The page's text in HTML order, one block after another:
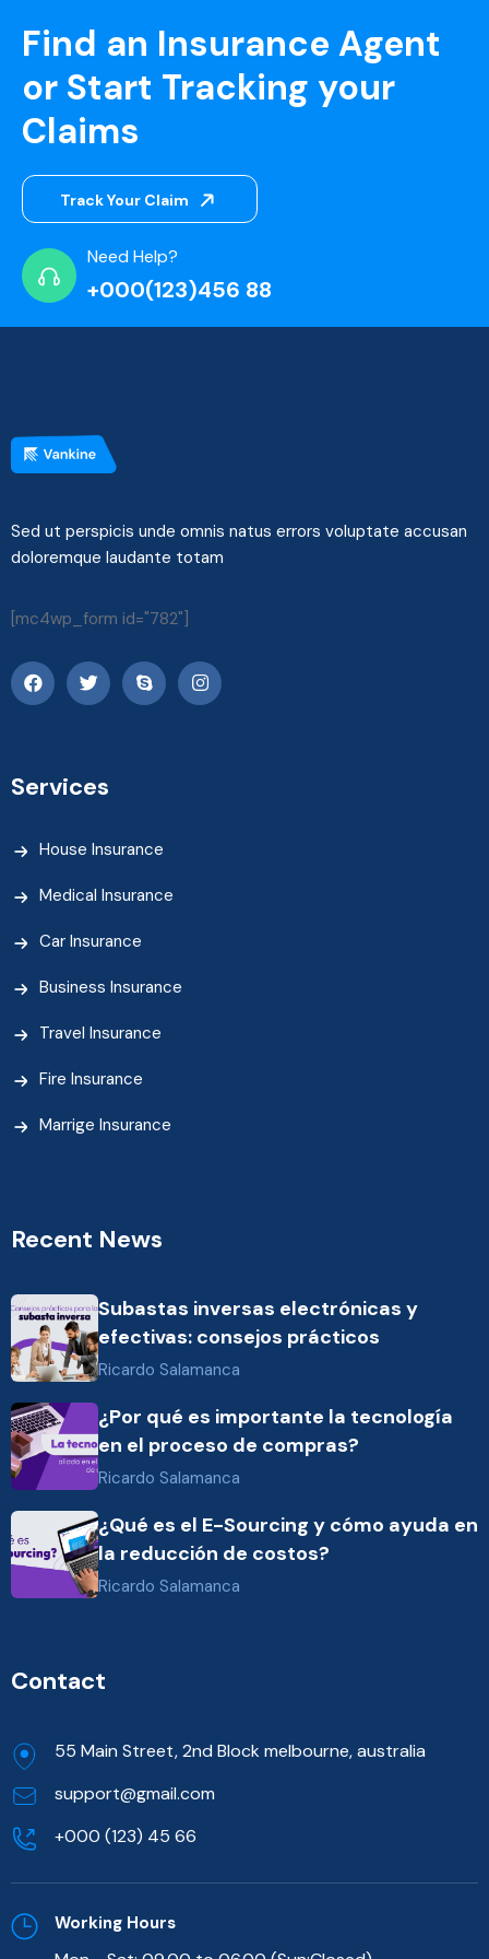
Find an Insurance Agent
or Start Tracking your
Claims
Track Your Claim
Need Help?
+000(123)456 88
Sed ut perspicis unde omnis natus errors voluptate accusan
doloremque laudante totam
[mc4wp_form id="782"]
Services
House Insurance
Medical Insurance
Car Insurance
Business Insurance
Travel Insurance
Fire Insurance
Marrige Insurance
Recent News
Subastas inversas electrónicas y
efectivas: consejos prácticos
Ricardo Salamanca
¿Por qué es importante la tecnología
en el proceso de compras?
Ricardo Salamanca
¿Qué es el E-Sourcing y cómo ayuda en
la reducción de costos?
Ricardo Salamanca
Contact
55 Main Street, 2nd Block melbourne, australia
support@gmail.com
+000 (123) 45 66
Working Hours